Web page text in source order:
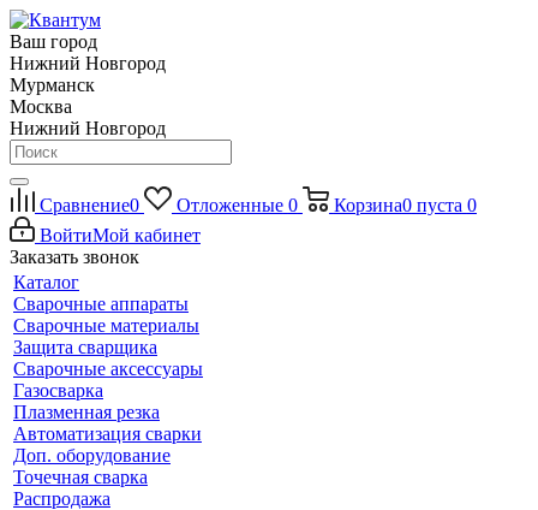
Ваш город
Нижний Новгород
Мурманск
Москва
Нижний Новгород
Сравнение0 Отложенные 0 Корзина0 пуста 0
ВойтиМой кабинет
Заказать звонок
Каталог
Сварочные аппараты
Сварочные материалы
Защита сварщика
Сварочные аксессуары
Газосварка
Плазменная резка
Автоматизация сварки
Доп. оборудование
Точечная сварка
Распродажа